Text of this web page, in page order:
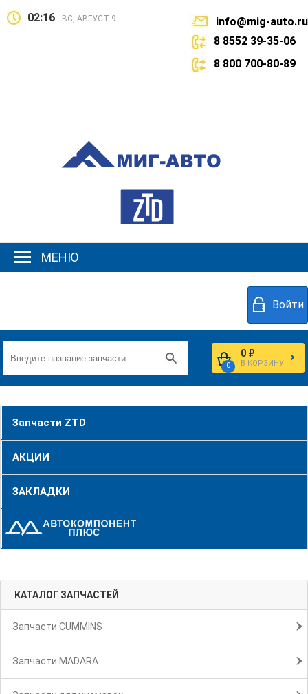
02:16 ВС, АВГУСТ 9
info@mig-auto.ru
8 8552 39-35-06
8 800 700-80-89
МЕНЮ
Войти
0
0 ₽
В КОРЗИНУ
Запчасти ZTD
АКЦИИ
ЗАКЛАДКИ
КАТАЛОГ ЗАПЧАСТЕЙ
Запчасти CUMMINS
Запчасти MADARA